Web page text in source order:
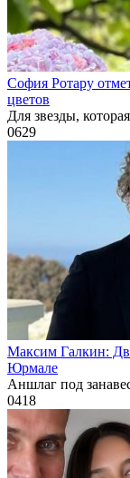
София Ротару
цветов
Для звезды,
0629
Максим Галкин:
Юрмале
Аншлаг под
0418